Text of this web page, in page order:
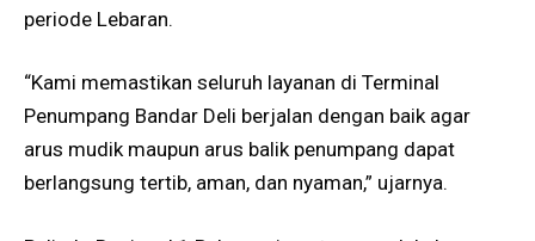
periode Lebaran.
“Kami memastikan seluruh layanan di Terminal
Penumpang Bandar Deli berjalan dengan baik agar
arus mudik maupun arus balik penumpang dapat
berlangsung tertib, aman, dan nyaman,” ujarnya.